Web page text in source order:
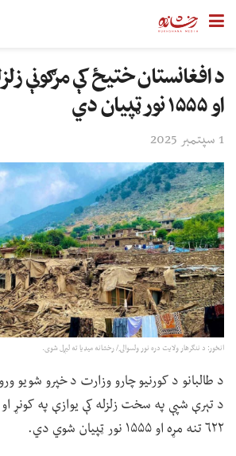
او ۱۵۵۵ نور ټپیان دي
1 سپتمبر 2025
انځور: د ننګرهار ولایت دره نور ولسوالۍ/ رخشانه میډیا ته لیږل شوی.
د طالبانو د کورنیو چارو وزارت د خپرو شویو
د تېرې شپې په سخت زلزله کې یوازې په کونړ او
۶۲۲ تنه مړه او ۱۵۵۵ نور ټپیان شوي دي.